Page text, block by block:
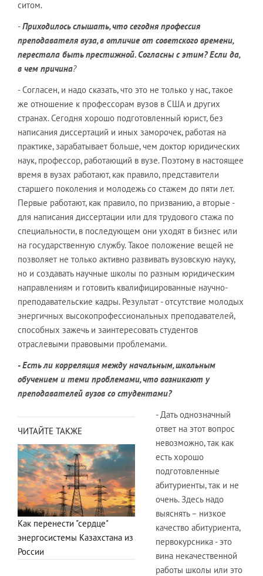
ситом.
-Приходилось слышать, что сегодня профессия
преподавателя вуза, в отличие от советского времени,
перестала быть престижной. Согласны с этим? Если да,
в чем причина?
- Согласен, и надо сказать, что это не только у нас, такое
же отношение к профессорам вузов в США и других
странах. Сегодня хорошо подготовленный юрист, без
написания диссертаций и иных заморочек, работая на
практике, зарабатывает больше, чем доктор юридических
наук, профессор, работающий в вузе. Поэтому в настоящее
время в вузах работают, как правило, представители
старшего поколения и молодежь со стажем до пяти лет.
Первые работают, как правило, по призванию, а вторые -
для написания диссертации или для трудового стажа по
специальности, в последующем они уходят в бизнес или
на государственную службу. Такое положение вещей не
позволяет не только активно развивать вузовскую науку,
но и создавать научные школы по разным юридическим
направлениям и готовить квалифицированные научно-
преподавательские кадры. Результат - отсутствие молодых
энергичных высокопрофессиональных преподавателей,
способных зажечь и заинтересовать студентов
отраслевыми правовыми проблемами.
- Есть ли корреляция между начальным, школьным
обучением и теми проблемами, что возникают у
преподавателей вузов со студентами?
ЧИТАЙТЕ ТАКЖЕ
Как перенести "сердце"
энергосистемы Казахстана из
России
- Дать однозначный
ответ на этот вопрос
невозможно, так как
есть хорошо
подготовленные
абитуриенты, так и не
очень. Здесь надо
выяснять – низкое
качество абитуриента,
первокурсника - это
вина некачественной
работы школы или это